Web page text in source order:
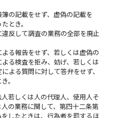
の記載をせず、虚偽の記載を
とき。
反して調査の業務の全部を廃止
る報告をせず、若しくは虚偽の
る検査を拒み、妨げ、若しくは
よる質問に対して答弁をせず、
。
若しくは人の代理人、使用人そ
の業務に関して、第四十二条第
したときは、行為者を罰するほ